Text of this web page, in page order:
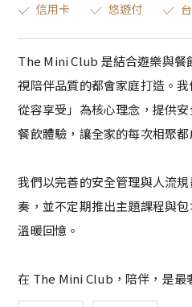
信用卡
悠遊付
The Mini Club 是結合遊樂與餐
視陪伴品質的都會家庭打造。
從容享受」為核心理念，提供
餐飲體驗，讓全家的每次相聚都
我們以完善的安全管理與人流
奏，並不定期推出主題課程與
溫暖回憶。
在 The Mini Club，陪伴，是最